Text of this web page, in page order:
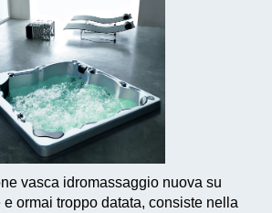
vasca idromassaggio nuova su
ormai troppo datata, consiste nella